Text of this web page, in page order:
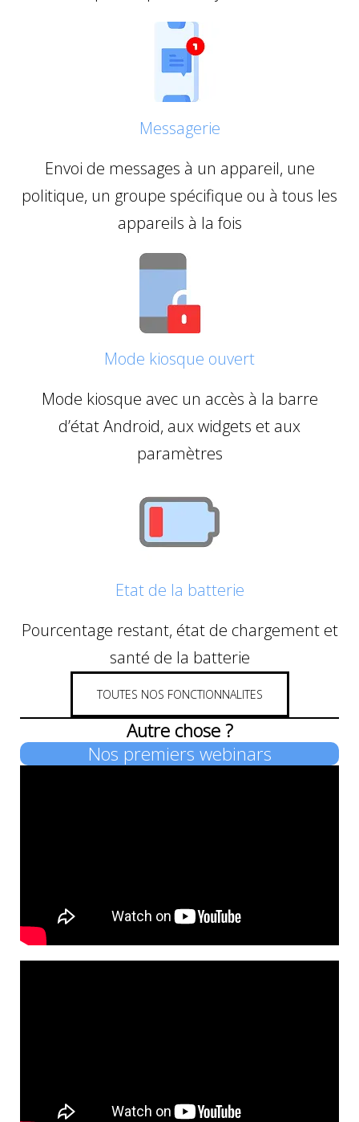
Messagerie
Envoi de messages à un appareil, une
politique, un groupe spécifique ou à tous les
appareils à la fois
Mode kiosque ouvert
Mode kiosque avec un accès à la barre
d’état Android, aux widgets et aux
paramètres
Etat de la batterie
Pourcentage restant, état de chargement et
santé de la batterie
TOUTES NOS FONCTIONNALITES
Autre chose ?
Nos premiers webinars